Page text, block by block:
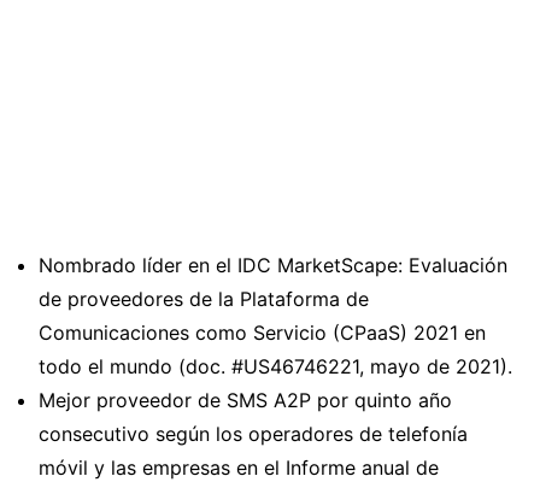
Nombrado líder en el IDC MarketScape: Evaluación
de proveedores de la Plataforma de
Comunicaciones como Servicio (CPaaS) 2021 en
todo el mundo (doc. #US46746221, mayo de 2021).
Mejor proveedor de SMS A2P por quinto año
consecutivo según los operadores de telefonía
móvil y las empresas en el Informe anual de